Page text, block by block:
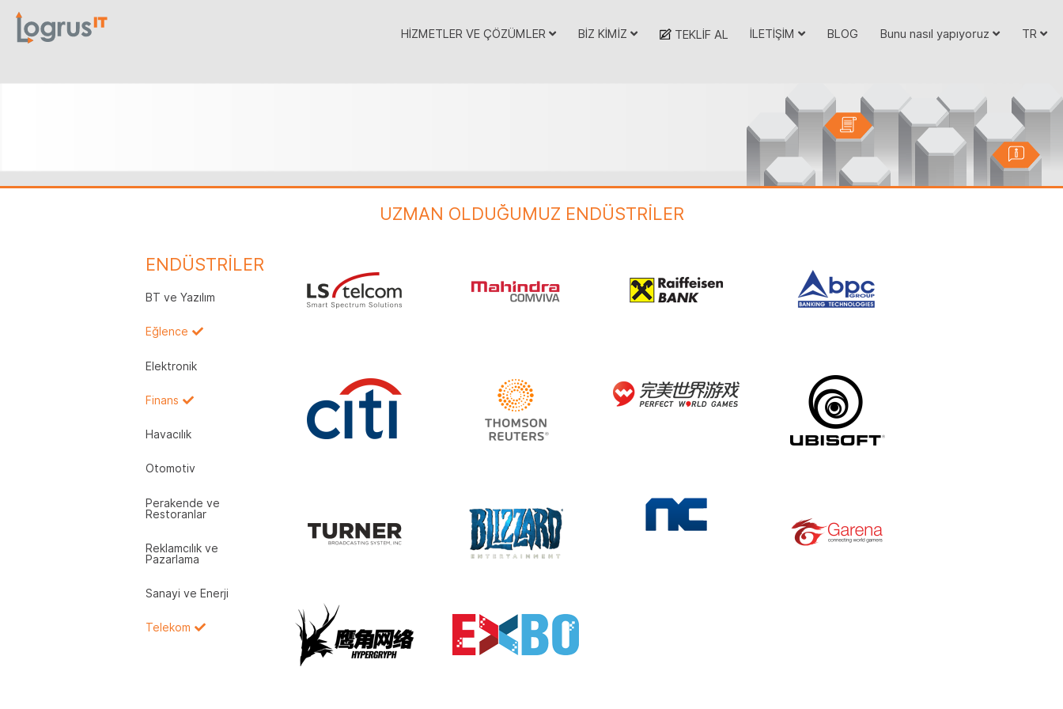
HİZMETLER VE ÇÖZÜMLER BİZ KİMİZ TEKLİF AL İLETİŞİM BLOG Bunu nasıl yapıyoruz TR
UZMAN OLDUĞUMUZ ENDÜSTRİLER
ENDÜSTRİLER
BT ve Yazılım
Eğlence
Elektronik
Finans
Havacılık
Otomotiv
Perakende ve
Restoranlar
Reklamcılık ve
Pazarlama
Sanayi ve Enerji
Telekom